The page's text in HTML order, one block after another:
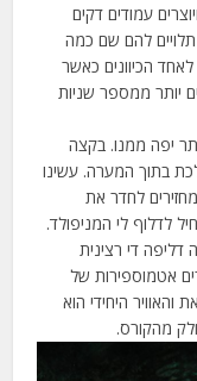
עמודים דקים
להם שם כמה
הכיוונים כאשר
יותר ממספר שניות
יפה ממנו. בקצה
בתוך המערה. עשינו
לחדר את
לדלוף לי המניפולד.
דליפה די רצינית
צלילה עשרים אטמוספירות של
היחידי הוא